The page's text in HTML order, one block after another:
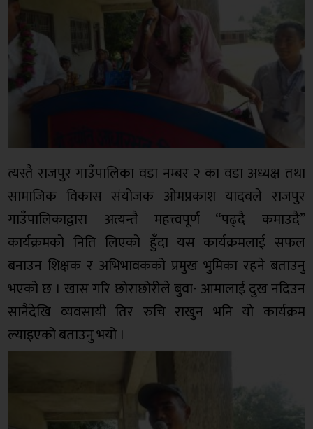
त्यस्तै राजपुर गाउँपालिका वडा नम्बर २ का वडा अध्यक्ष तथा
सामाजिक विकास संयोजक ओमप्रकाश यादवले राजपुर
गाउँपालिकाद्वारा अत्यन्तै महत्त्वपूर्ण “पढ्दै कमाउदै”
कार्यक्रमको निति लिएको हुँदा यस कार्यक्रमलाई सफल
बनाउन शिक्षक र अभिभावकको प्रमुख भुमिका रहने बताउनु
भएको छ । खास गरि छोराछोरीले बुवा- आमालाई दुख नदिउन
सानैदेखि व्यवसायी तिर रुचि राखुन भनि यो कार्यक्रम
ल्याइएको बताउनु भयो ।